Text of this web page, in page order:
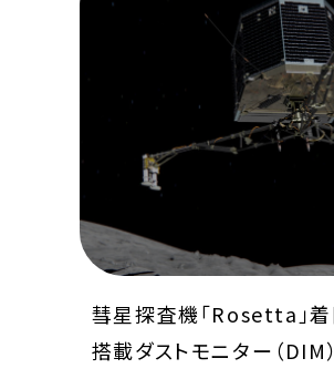
彗星探査機「Rosetta」着
搭載ダストモニター（DIM）